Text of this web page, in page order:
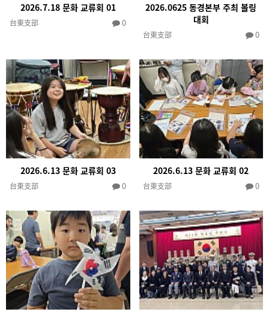
2026.7.18 문화 교류회 01
台東支部 0
2026.0625 동경본부 주최 볼링
대회
台東支部 0
2026.6.13 문화 교류회 03
台東支部 0
2026.6.13 문화 교류회 02
台東支部 0